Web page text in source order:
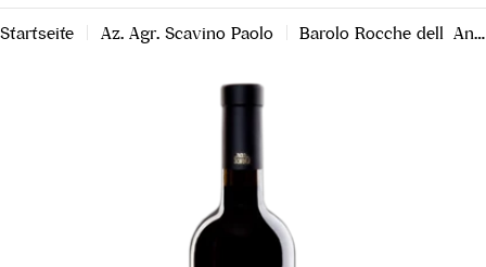
Startseite Az. Agr. Scavino Paolo Barolo Rocche dell´Annunziata Riserva 2015